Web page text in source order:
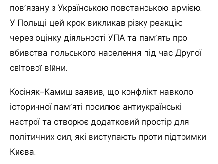
пов’язану з Українською повстанською армією.
У Польщі цей крок викликав різку реакцію
через оцінку діяльності УПА та пам’ять про
вбивства польського населення під час Другої
світової війни.
Косіняк-Камиш заявив, що конфлікт навколо
історичної пам’яті посилює антиукраїнські
настрої та створює додатковий простір для
політичних сил, які виступають проти підтримки
Києва.